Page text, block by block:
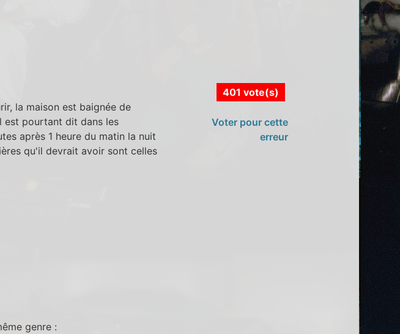
la maison est baignée de
est pourtant dit dans les
après 1 heure du matin la nuit
qu'il devrait avoir sont celles
401 vote(s)
Voter pour cette
erreur
genre :